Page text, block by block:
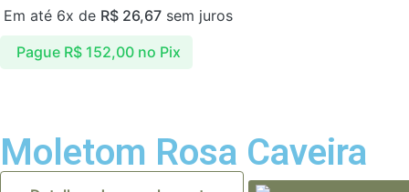
Pague R$152,00 no Pix
Em até 6x de R$ 26,67 sem juros
Moletom Rosa Caveira